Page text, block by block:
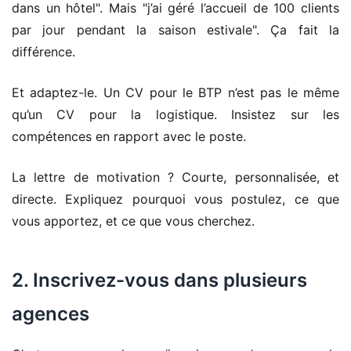
dans un hôtel". Mais "j’ai géré l’accueil de 100 clients
par jour pendant la saison estivale". Ça fait la
différence.
Et adaptez-le. Un CV pour le BTP n’est pas le même
qu’un CV pour la logistique. Insistez sur les
compétences en rapport avec le poste.
La lettre de motivation ? Courte, personnalisée, et
directe. Expliquez pourquoi vous postulez, ce que
vous apportez, et ce que vous cherchez.
2. Inscrivez-vous dans plusieurs
agences